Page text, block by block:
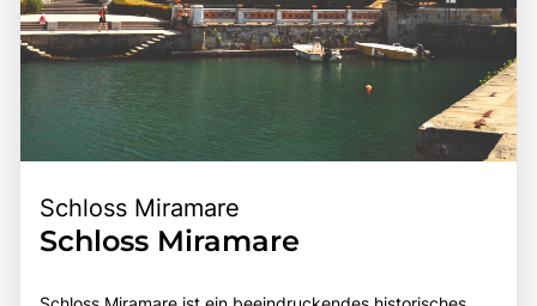
Schloss Miramare
Schloss Miramare